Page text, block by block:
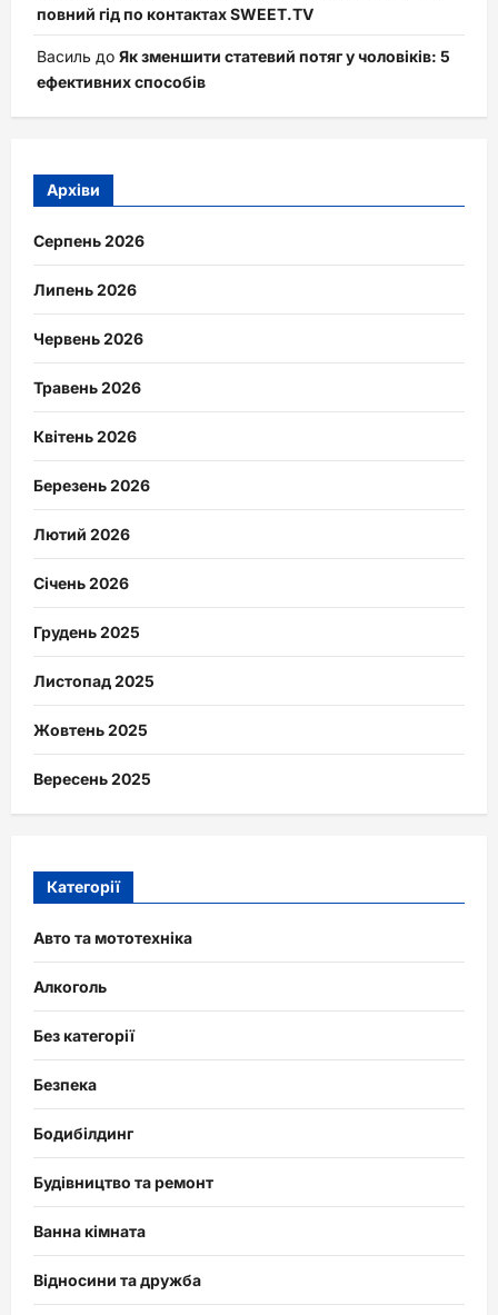
повний гід по контактах SWEET.TV
Василь до Як зменшити статевий потяг у чоловіків: 5
ефективних способів
Архіви
Серпень 2026
Липень 2026
Червень 2026
Травень 2026
Квітень 2026
Березень 2026
Лютий 2026
Січень 2026
Грудень 2025
Листопад 2025
Жовтень 2025
Вересень 2025
Категорії
Авто та мототехніка
Алкоголь
Без категорії
Безпека
Бодибілдинг
Будівництво та ремонт
Ванна кімната
Відносини та дружба